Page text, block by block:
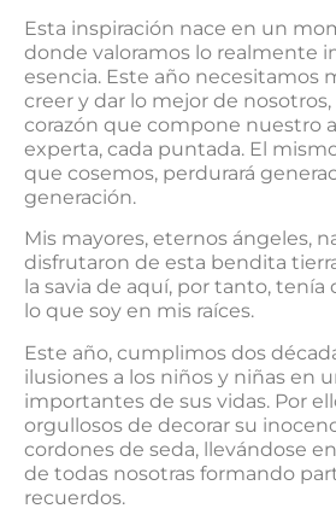
Esta inspiración nace en un
donde valoramos lo realmente
esencia. Este año necesitamos
creer y dar lo mejor de
corazón que compone nuestro
experta, cada puntada. El
que cosemos, perdurará
generación.
Mis mayores, eternos ángeles,
disfrutaron de esta bendita
la savia de aquí, por tanto,
lo que soy en mis raíces.
Este año, cumplimos dos
ilusiones a los niños y niñas en
importantes de sus vidas. Por
orgullosos de decorar su
cordones de seda, llevándose
de todas nosotras formando
recuerdos.